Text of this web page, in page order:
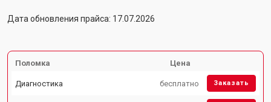
Дата обновления прайса: 17.07.2026
Поломка Цена
Диагностика бесплатно Заказать